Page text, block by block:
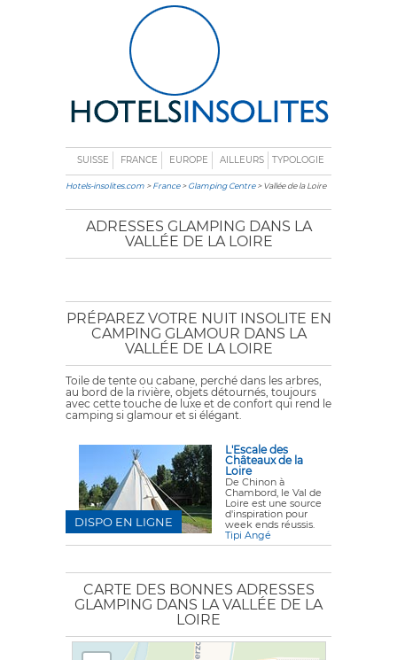
SUISSE FRANCE EUROPE AILLEURS TYPOLOGIE
Hotels-insolites.com >France>Glamping Centre> Vallée de la Loire
ADRESSES GLAMPING DANS LA
VALLÉE DE LA LOIRE
PRÉPAREZ VOTRE NUIT INSOLITE EN
CAMPING GLAMOUR DANS LA
VALLÉE DE LA LOIRE
Toile de tente ou cabane, perché dans les arbres,
au bord de la rivière, objets détournés, toujours
avec cette touche de luxe et de confort qui rend le
camping si glamour et si élégant.
L'Escale des
Châteaux de la
Loire
De Chinon à
Chambord, le Val de
Loire est une source
d'inspiration pour
week ends réussis.
Tipi Angé
DISPO EN LIGNE
CARTE DES BONNES ADRESSES
GLAMPING DANS LA VALLÉE DE LA
LOIRE